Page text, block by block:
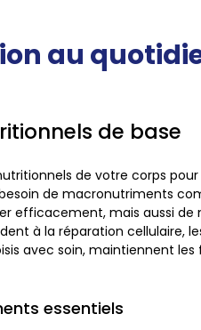
au
de base
de votre corps
de macronutriments
efficacement, mais aussi
à la réparation cellulaire,
avec soin, maintiennent
essentiels